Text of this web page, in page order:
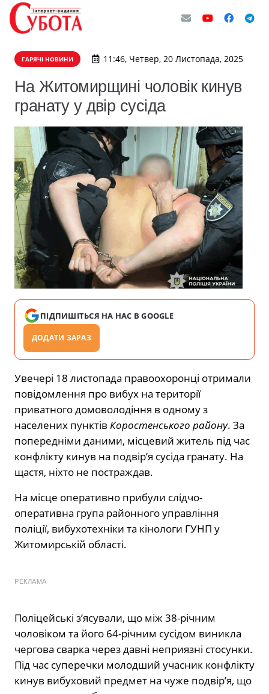
ГАРЯЧІ НОВИНИ 11:46, Четвер, 20 Листопада, 2025
На Житомирщині чоловік кинув
гранату у двір сусіда
ПІДПИШІТЬСЯ НА НАС В GOOGLE
ДОДАТИ ЗАРАЗ
Увечері 18 листопада правоохоронці отримали
повідомлення про вибух на території
приватного домоволодіння в одному з
населених пунктів Коростенського району. За
попередніми даними, місцевий житель під час
конфлікту кинув на подвір’я сусіда гранату. На
щастя, ніхто не постраждав.
На місце оперативно прибули слідчо-
оперативна група районного управління
поліції, вибухотехніки та кінологи ГУНП у
Житомирській області.
РЕКЛАМА
Поліцейські з’ясували, що між 38-річним
чоловіком та його 64-річним сусідом виникла
чергова сварка через давні неприязні стосунки.
Під час суперечки молодший учасник конфлікту
кинув вибуховий предмет на чуже подвір’я, що